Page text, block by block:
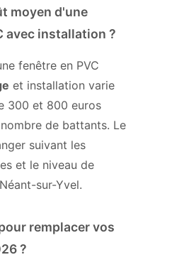
moyen d'une
avec installation ?
fenêtre en PVC
et installation varie
300 et 800 euros
de battants. Le
suivant les
et le niveau de
sur-Yvel.
remplacer vos
?